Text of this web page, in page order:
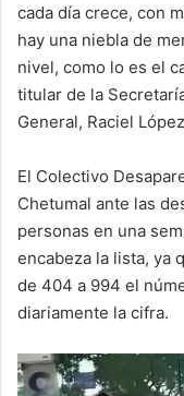
cada día crece, con
hay una niebla de
nivel, como lo es el
titular de la
General, Raciel
El Colectivo
Chetumal ante las
personas en una
encabeza la lista, ya
de 404 a 994 el
diariamente la cifra.